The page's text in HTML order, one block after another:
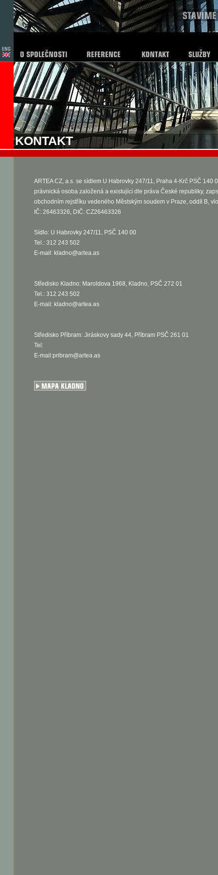
KONTAKT
ARTEA CZ, a.s. se sídlem U Habrovky 247/11, Praha 4-Krč PSČ 140
právnická osoba založená a existující dle práva České republiky,
obchodním rejstříku vedeného Městským soudem v Praze, oddíl B,
IČ: 26463326, DIČ: CZ26463326
Sídlo: U Habrovky 247/11, PSČ 140 00
Tel.: 312 243 502
E-mail: kladno@artea.as
Středisko Kladno: Maroldova 1968, Kladno, PSČ 272 01
Tel.: 312 243 502
E-mail: kladno@artea.as
Středisko Příbram: Jiráskovy sady 44, Příbram PSČ 261 01
Tel:
E-mail:pribram@artea.as